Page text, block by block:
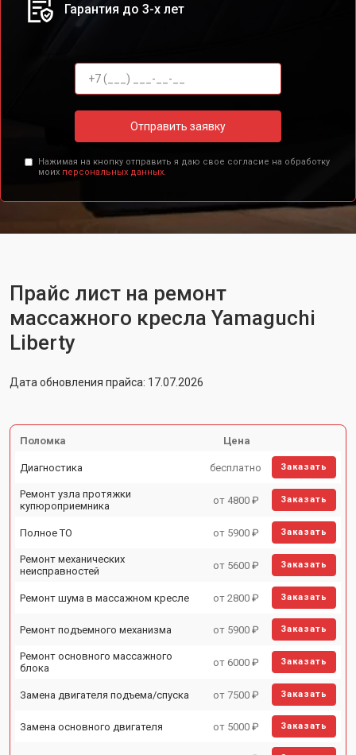
Гарантия до 3-х лет
Отправить заявку
Нажимая на кнопку отправить я даю свое согласие на обработку
моих персональных данных.
Прайс лист на ремонт
массажного кресла Yamaguchi
Liberty
Дата обновления прайса: 17.07.2026
Поломка Цена
Диагностика бесплатно Заказать
Ремонт узла протяжки
купюроприемника
от 4800 ₽ Заказать
Полное ТО от 5900 ₽ Заказать
Ремонт механических
неисправностей
от 5600 ₽ Заказать
Ремонт шума в массажном кресле от 2800 ₽ Заказать
Ремонт подъемного механизма от 5900 ₽ Заказать
Ремонт основного массажного
блока
от 6000 ₽ Заказать
Замена двигателя подъема/спуска от 7500 ₽ Заказать
Замена основного двигателя от 5000 ₽ Заказать